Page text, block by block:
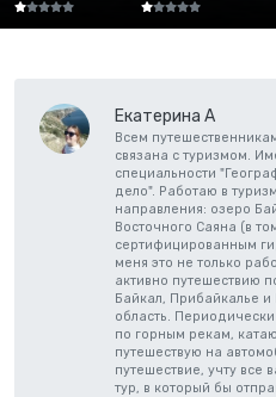
Екатерина А
Всем
связана с туризмом.
специальности
дело". Работаю в
направления: озеро
Восточного Саяна (в
сертифицированным
меня это не только
активно путешествию
Байкал, Прибайкалье и
область.
по горным рекам,
путешествую на
путешествие, учту все
тур, в который бы